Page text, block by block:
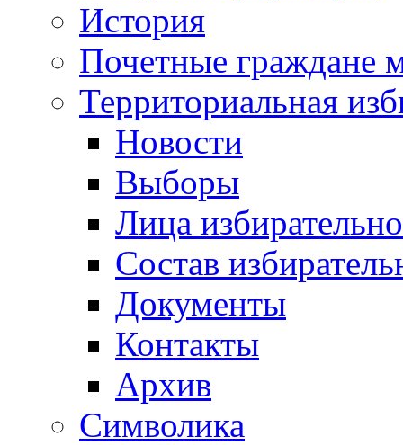
История
Почетные граждане
Территориальная
Новости
Выборы
Лица
Состав
Документы
Контакты
Архив
Символика